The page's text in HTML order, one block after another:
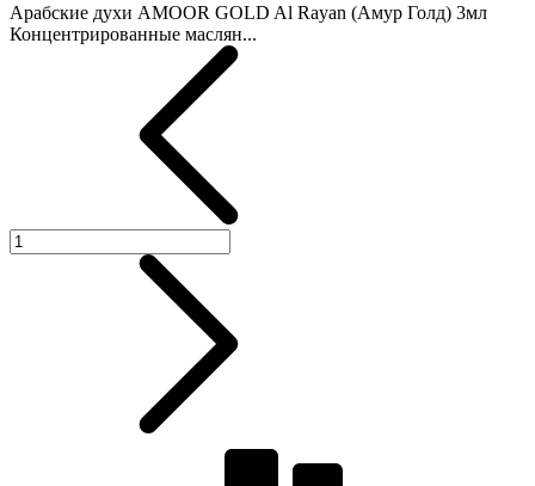
Арабские духи AMOOR GOLD Al Rayan (Амур Голд) 3мл
Концентрированные маслян...